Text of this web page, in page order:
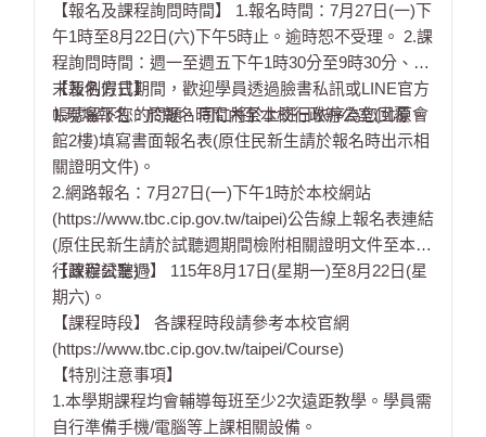
【報名及課程詢問時間】 1.報名時間：7月27日(一)下
午1時至8月22日(六)下午5時止。逾時恕不受理。 2.課
程詢問時間：週一至週五下午1時30分至9時30分、週
末及例假日期間，歡迎學員透過臉書私訊或LINE官方
帳號留下您的問題，同仁將於上班日依序為您回覆。
【報名方式】
1.現場報名：於報名時間內至本校行政辦公室(北原會
館2樓)填寫書面報名表(原住民新生請於報名時出示相
關證明文件)。
2.網路報名：7月27日(一)下午1時於本校網站
(https://www.tbc.cip.gov.tw/taipei)公告線上報名表連結
(原住民新生請於試聽週期間檢附相關證明文件至本校
行政辦公室)。
【課程試聽週】 115年8月17日(星期一)至8月22日(星
期六)。
【課程時段】 各課程時段請參考本校官網
(https://www.tbc.cip.gov.tw/taipei/Course)
【特別注意事項】
1.本學期課程均會輔導每班至少2次遠距教學。學員需
自行準備手機/電腦等上課相關設備。